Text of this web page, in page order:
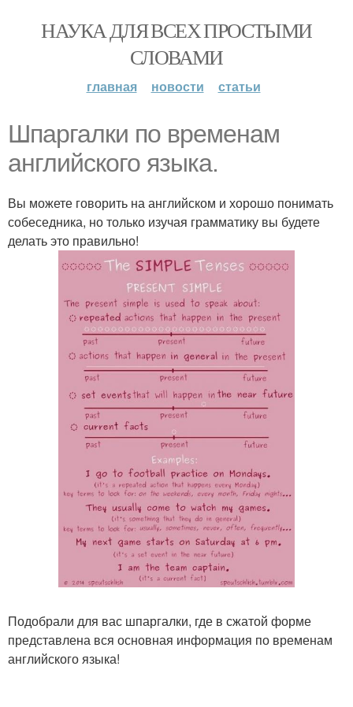
НАУКА ДЛЯ ВСЕХ ПРОСТЫМИ
СЛОВАМИ
главная новости статьи
Шпаргалки по временам
английского языка.
Вы можете говорить на английском и хорошо понимать
собеседника, но только изучая грамматику вы будете
делать это правильно!
Подобрали для вас шпаргалки, где в сжатой форме
представлена вся основная информация по временам
английского языка!